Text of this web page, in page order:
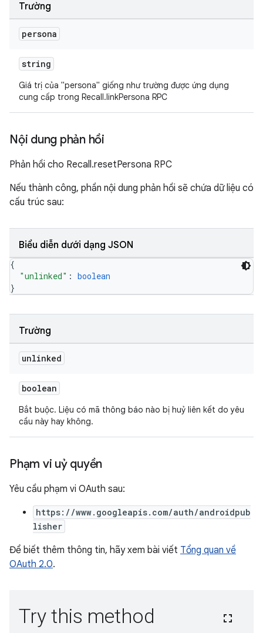
Trường
persona
string
Giá trị của "persona" giống như trường được ứng dụng
cung cấp trong Recall.linkPersona RPC
Nội dung phản hồi
Phản hồi cho Recall.resetPersona RPC
Nếu thành công, phần nội dung phản hồi sẽ chứa dữ liệu có
cấu trúc sau:
Biểu diễn dưới dạng JSON
{
"unlinked" : boolean
}
Trường
unlinked
boolean
Bắt buộc. Liệu có mã thông báo nào bị huỷ liên kết do yêu
cầu này hay không.
Phạm vi uỷ quyền
Yêu cầu phạm vi OAuth sau:
https://www.googleapis.com/auth/androidpub
lisher
Để biết thêm thông tin, hãy xem bài viết Tổng quan về
OAuth 2.0.